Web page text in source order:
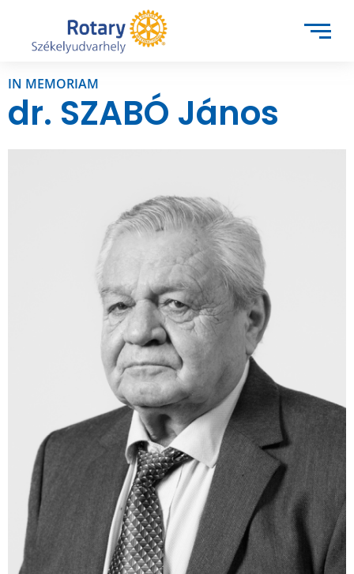
IN MEMORIAM
dr. SZABÓ János